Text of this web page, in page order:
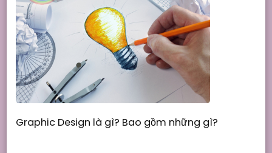
Graphic Design là gì? Bao gồm những gì?